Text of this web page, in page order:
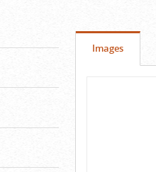
Onglet
Images(cliquer
pour